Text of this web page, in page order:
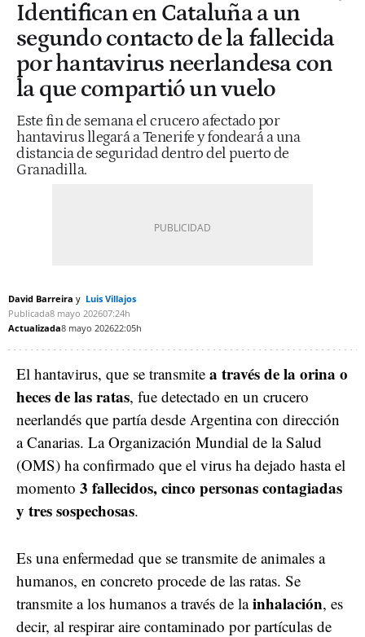
Identifican en Cataluña a un
segundo contacto de la fallecida
por hantavirus neerlandesa con
la que compartió un vuelo
Este fin de semana el crucero afectado por
hantavirus llegará a Tenerife y fondeará a una
distancia de seguridad dentro del puerto de
Granadilla.
David Barreira
Luis Villajos
Publicada8 mayo 202607:24h
Actualizada8 mayo 202622:05h
El hantavirus, que se transmite a través de la orina o
heces de las ratas, fue detectado en un crucero
neerlandés que partía desde Argentina con dirección
a Canarias. La Organización Mundial de la Salud
(OMS) ha confirmado que el virus ha dejado hasta el
momento 3 fallecidos, cinco personas contagiadas
y tres sospechosas.
Es una enfermedad que se transmite de animales a
humanos, en concreto procede de las ratas. Se
transmite a los humanos a través de lainhalación, es
decir, al respirar aire contaminado por partículas de